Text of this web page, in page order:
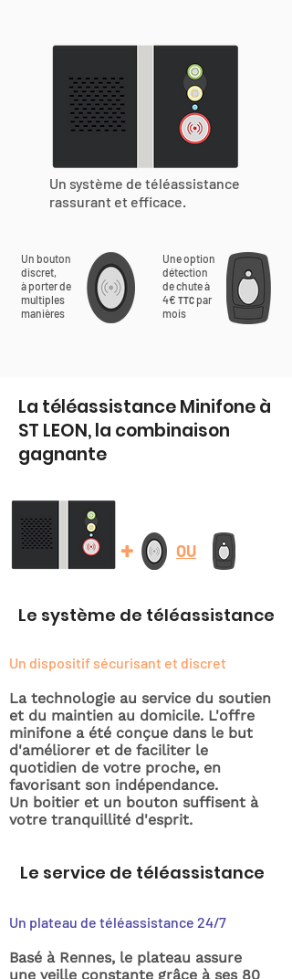
Un système de téléassistance
rassurant et efficace.
Un bouton
discret,
à porter de
multiples
manières
Une option
détection
de chute à
4€ TTC par
mois
La téléassistance Minifone à
ST LEON, la combinaison
gagnante
+ OU
Le système de téléassistance
Un dispositif sécurisant et discret
La technologie au service du soutien
et du maintien au domicile. L'offre
minifone a été conçue dans le but
d'améliorer et de faciliter le
quotidien de votre proche, en
favorisant son indépendance.
Un boitier et un bouton suffisent à
votre tranquillité d'esprit.
Le service de téléassistance
Un plateau de téléassistance 24/7
Basé à Rennes, le plateau assure
une veille constante grâce à ses 80